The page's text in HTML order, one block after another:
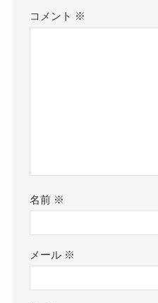
コメント ※
名前 ※
メール ※